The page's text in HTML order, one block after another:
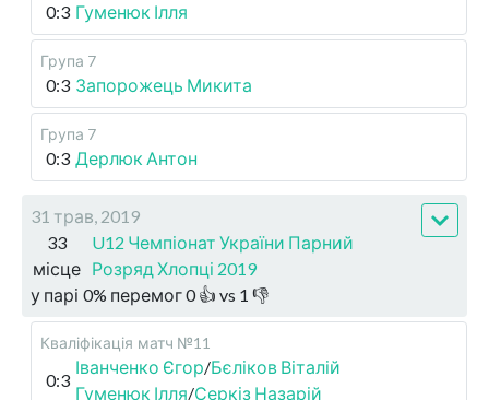
0:3 Гуменюк Ілля
Група 7
0:3 Запорожець Микита
Група 7
0:3 Дерлюк Антон
31 трав, 2019
33
місце
U12 Чемпіонат України Парний
Розряд Хлопці 2019
у парі 0% перемог0👍 vs 1 👎
Кваліфікація матч №11
0:3
Іванченко Єгор/Бєліков Віталій
Гуменюк Ілля/Серкіз Назарій